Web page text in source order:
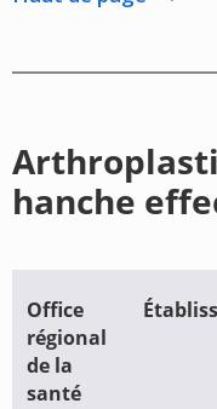
hanche
Office
régional
de la
santé